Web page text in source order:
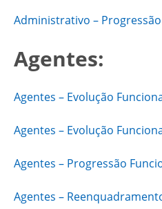
Administrativo –
Agentes:
Agentes – Evolução
Agentes – Evolução
Agentes – Progressão
Agentes –